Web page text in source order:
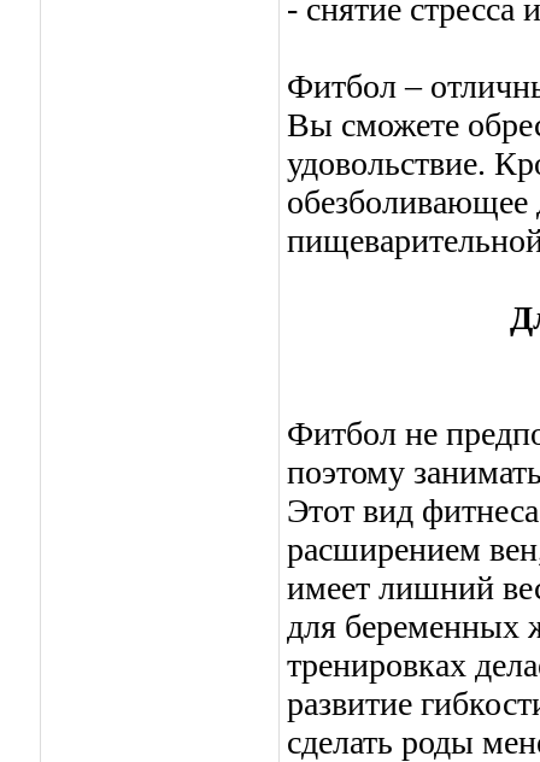
- снятие
Фитбол –
Вы сможете
удовольствие.
обезболивающее
Фитбол не
поэтому
Этот вид
расширением
имеет лишний
для беременных
тренировках
развитие
сделать роды